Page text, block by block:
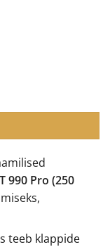
990 Pro (250
teeb klappide
kogus